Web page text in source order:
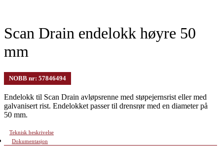
Scan Drain endelokk høyre 50
mm
NOBB nr: 57846494
Endelokk til Scan Drain avløpsrenne med støpejernsrist eller med
galvanisert rist. Endelokket passer til drensrør med en diameter på
50 mm.
Teknisk beskrivelse
Dokumentasjon